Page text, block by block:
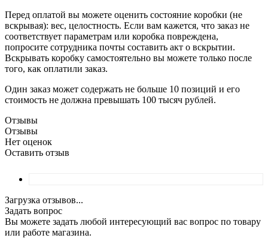
Перед оплатой вы можете оценить состояние коробки (не
вскрывая): вес, целостность. Если вам кажется, что заказ не
соответствует параметрам или коробка повреждена,
попросите сотрудника почты составить акт о вскрытии.
Вскрывать коробку самостоятельно вы можете только после
того, как оплатили заказ.
Один заказ может содержать не больше 10 позиций и его
стоимость не должна превышать 100 тысяч рублей.
Отзывы
Отзывы
Нет оценок
Оставить отзыв
Загрузка отзывов...
Задать вопрос
Вы можете задать любой интересующий вас вопрос по товару
или работе магазина.